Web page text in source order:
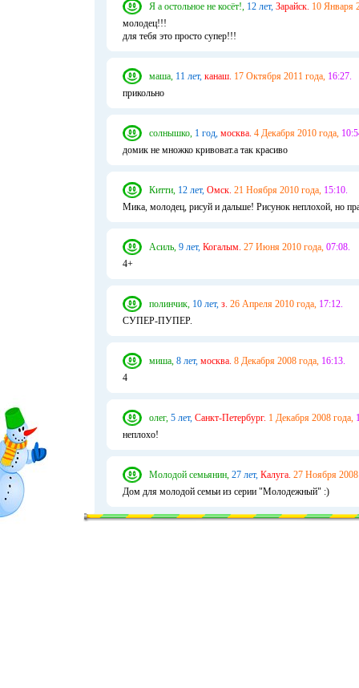
Я а остольное не косёт!, 12 лет, Зарайск. 10 Января
молодец!!!
для тебя это просто супер!!!
маша, 11 лет, канаш. 17 Октября 2011 года, 16:27.
прикольно
солнышко, 1 год, москва. 4 Декабря 2010 года,
домик не множко кривоват.а так красиво
Китти, 12 лет, Омск. 21 Ноября 2010 года, 15:10.
Мика, молодец, рисуй и дальше! Рисунок неплохой, но
Асиль, 9 лет, Когалым. 27 Июня 2010 года, 07:08.
4+
полинчик, 10 лет, з. 26 Апреля 2010 года, 17:12.
СУПЕР-ПУПЕР.
миша, 8 лет, москва. 8 Декабря 2008 года, 16:13.
4
олег, 5 лет, Санкт-Петербург. 1 Декабря 2008 года,
неплохо!
Молодой семьянин, 27 лет, Калуга. 27 Ноября 2008
Дом для молодой семьи из серии "Молодежный" :)